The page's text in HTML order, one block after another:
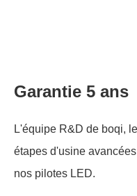
Garantie 5 ans
L'équipe R&D de boqi,
étapes d'usine
nos pilotes LED.